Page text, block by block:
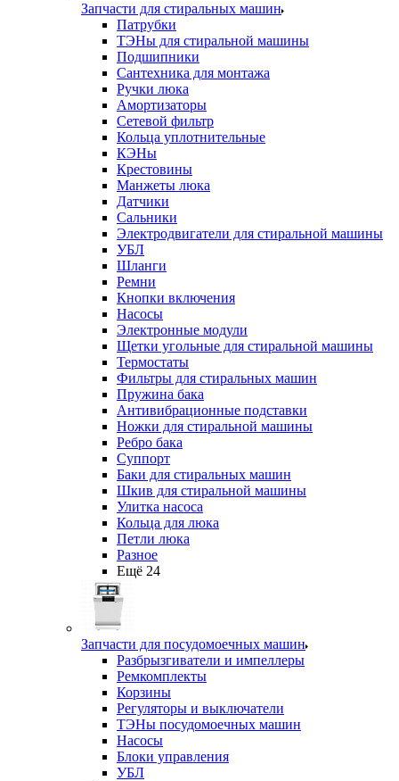
Запчасти для стиральных машин
Патрубки
ТЭНы для стиральной машины
Подшипники
Сантехника для монтажа
Ручки люка
Амортизаторы
Сетевой фильтр
Кольца уплотнительные
КЭНы
Крестовины
Манжеты люка
Датчики
Сальники
Электродвигатели для стиральной машины
УБЛ
Шланги
Ремни
Кнопки включения
Насосы
Электронные модули
Щетки угольные для стиральной машины
Термостаты
Фильтры для стиральных машин
Пружина бака
Антивибрационные подставки
Ножки для стиральной машины
Ребро бака
Суппорт
Баки для стиральных машин
Шкив для стиральной машины
Улитка насоса
Кольца для люка
Петли люка
Разное
Ещё 24
Запчасти для посудомоечных машин
Разбрызгиватели и импеллеры
Ремкомплекты
Корзины
Регуляторы и выключатели
ТЭНы посудомоечных машин
Насосы
Блоки управления
УБЛ